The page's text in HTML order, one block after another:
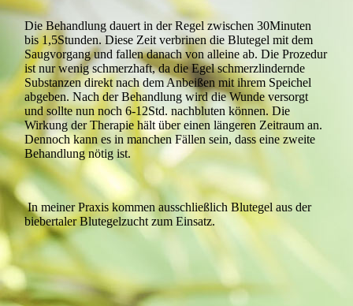
Die Behandlung dauert in der Regel zwischen 30Minuten
bis 1,5Stunden. Diese Zeit verbrinen die Blutegel mit dem
Saugvorgang und fallen danach von alleine ab. Die Prozedur
ist nur wenig schmerzhaft, da die Egel schmerzlindernde
Substanzen direkt nach dem Anbeißen mit ihrem Speichel
abgeben. Nach der Behandlung wird die Wunde versorgt
und sollte nun noch 6-12Std. nachbluten können. Die
Wirkung der Therapie hält über einen längeren Zeitraum an.
Dennoch kann es in manchen Fällen sein, dass eine zweite
Behandlung nötig ist.
In meiner Praxis kommen ausschließlich Blutegel aus der
biebertaler Blutegelzucht zum Einsatz.